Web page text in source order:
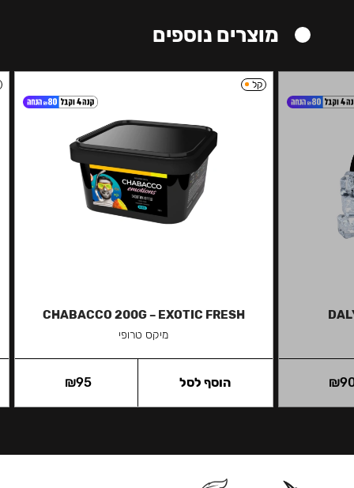
מוצרים נוספים
₪
קל
CHABACCO 200G – EXOTIC FRESH
מיקס טרופי
₪95 הוסף לסל